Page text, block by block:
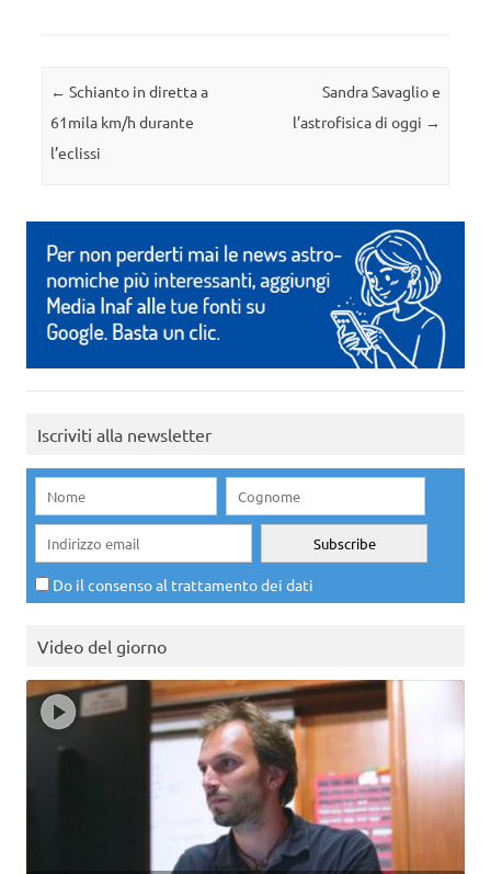
Navigazione articolo
← Schianto in diretta a
61mila km/h durante
l’eclissi
Sandra Savaglio e
l’astrofisica di oggi →
Iscriviti alla newsletter
Do il consenso al trattamento dei dati
Video del giorno